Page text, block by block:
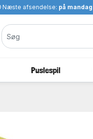
Næste afsendelse: på mandag
Puslespil